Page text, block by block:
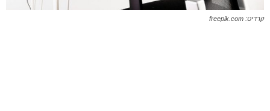
קרדיט: freepik.com